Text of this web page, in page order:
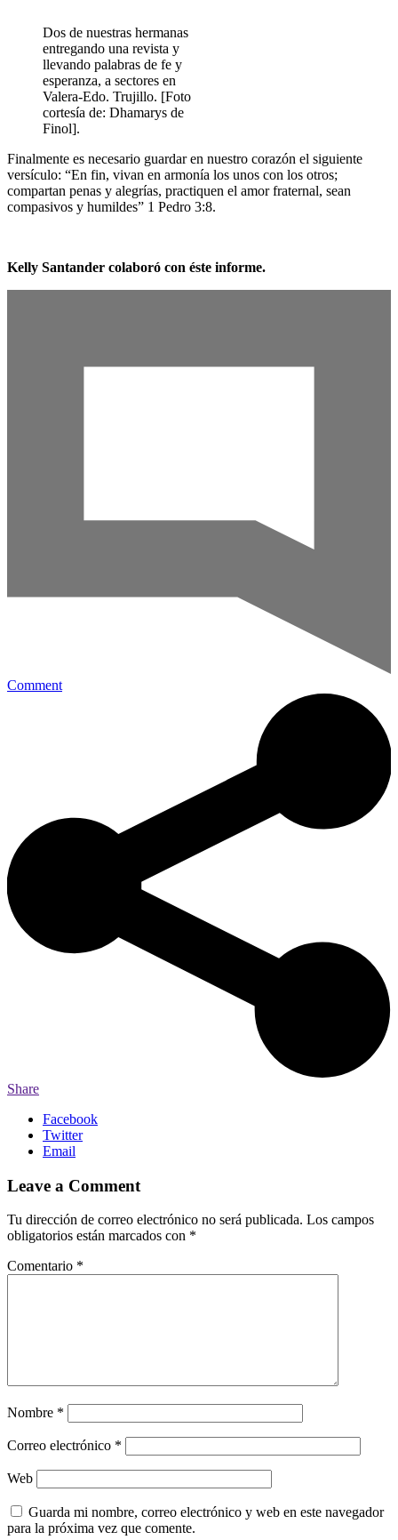
Dos de nuestras hermanas
entregando una revista y
llevando palabras de fe y
esperanza, a sectores en
Valera-Edo. Trujillo. [Foto
cortesía de: Dhamarys de
Finol].
Finalmente es necesario guardar en nuestro corazón el siguiente
versículo: “En fin, vivan en armonía los unos con los otros;
compartan penas y alegrías, practiquen el amor fraternal, sean
compasivos y humildes” 1 Pedro 3:8.
Kelly Santander colaboró con éste informe.
Comment
Share
Facebook
Twitter
Email
Leave a Comment
Tu dirección de correo electrónico no será publicada. Los campos
obligatorios están marcados con *
Comentario *
Nombre *
Correo electrónico *
Web
Guarda mi nombre, correo electrónico y web en este navegador
para la próxima vez que comente.